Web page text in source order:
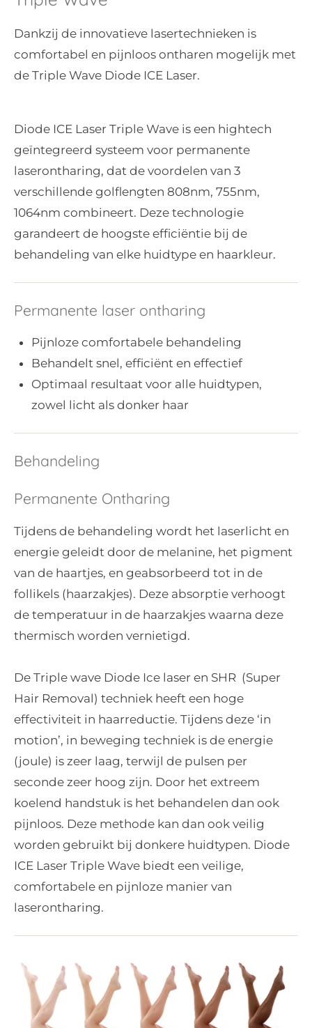
Dankzij de innovatieve lasertechnieken is
comfortabel en pijnloos ontharen mogelijk met
de Triple Wave Diode ICE Laser.
Diode ICE Laser Triple Wave is een hightech
geïntegreerd systeem voor permanente
laserontharing, dat de voordelen van 3
verschillende golflengten 808nm, 755nm,
1064nm combineert. Deze technologie
garandeert de hoogste efficiëntie bij de
behandeling van elke huidtype en haarkleur.
Permanente laser ontharing
Pijnloze comfortabele behandeling
Behandelt snel, efficiënt en effectief
Optimaal resultaat voor alle huidtypen,
zowel licht als donker haar
Behandeling
Permanente Ontharing
Tijdens de behandeling wordt het laserlicht en
energie geleidt door de melanine, het pigment
van de haartjes, en geabsorbeerd tot in de
follikels (haarzakjes). Deze absorptie verhoogt
de temperatuur in de haarzakjes waarna deze
thermisch worden vernietigd.
De Triple wave Diode Ice laser en SHR (Super
Hair Removal) techniek heeft een hoge
effectiviteit in haarreductie. Tijdens deze ‘in
motion’, in beweging techniek is de energie
(joule) is zeer laag, terwijl de pulsen per
seconde zeer hoog zijn. Door het extreem
koelend handstuk is het behandelen dan ook
pijnloos. Deze methode kan dan ook veilig
worden gebruikt bij donkere huidtypen. Diode
ICE Laser Triple Wave biedt een veilige,
comfortabele en pijnloze manier van
laserontharing.